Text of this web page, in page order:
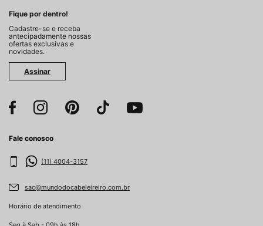
Fique por dentro!
Cadastre-se e receba
antecipadamente nossas
ofertas exclusivas e
novidades.
Assinar
Fale conosco
(11) 4004-3157
sac@mundodocabeleireiro.com.br
Horário de atendimento